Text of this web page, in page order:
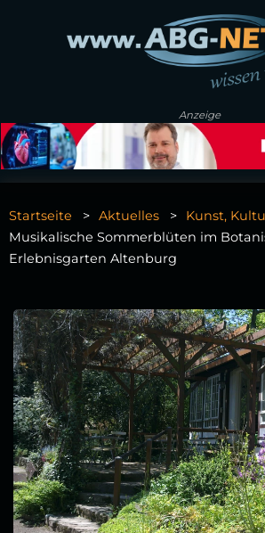
Anzeige
Startseite Aktuelles
Kunst,
Musikalische Sommerblüten im
Erlebnisgarten Altenburg